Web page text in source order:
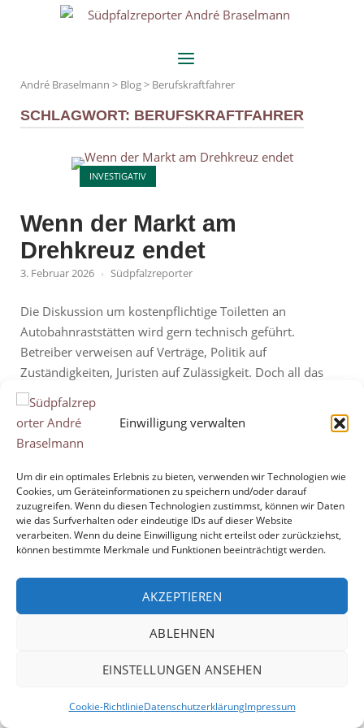
Einwilligung verwalten
Um dir ein optimales Erlebnis zu bieten, verwenden wir Technologien wie
Cookies, um Geräteinformationen zu speichern und/oder darauf
zuzugreifen. Wenn du diesen Technologien zustimmst, können wir Daten
wie das Surfverhalten oder eindeutige IDs auf dieser Website
verarbeiten. Wenn du deine Einwilligung nicht erteilst oder zurückziehst,
können bestimmte Merkmale und Funktionen beeinträchtigt werden.
AKZEPTIEREN
ABLEHNEN
EINSTELLUNGEN ANSEHEN
Cookie-RichtlinieDatenschutzerklärungImpressum
Home
Menu
André Braselmann > Blog> Berufskraftfahrer
SCHLAGWORT: BERUFSKRAFTFAHRER
INVESTIGATIV
Open post
Wenn der Markt am
Drehkreuz endet
3. Februar 2026 Südpfalzreporter
Die Diskussion um kostenpflichtige Toiletten an
Autobahnraststätten wird gern technisch geführt.
Betreiber verweisen auf Verträge, Politik auf
Zuständigkeiten, Juristen auf Zulässigkeit. Doch all das
greift zu kurz. Denn es geht nicht um Sanitärtechnik – es
geht um öffentliche Verantwortung. Autobahnen sind
staatliche Infrastruktur. Sie werden geplant, gebaut,
dort...
"Wenn
der
Markt
am
endet"
Mehr lesen
Copyright © 2026 André Braselmann